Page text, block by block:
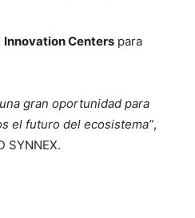
Innovation Centers para
gran oportunidad para
el futuro del ecosistema”,
SYNNEX.